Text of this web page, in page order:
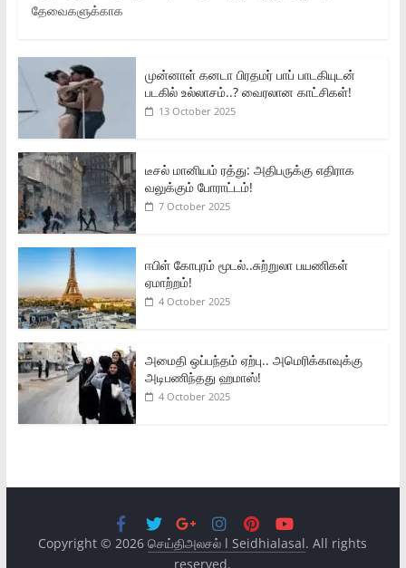
தேவைகளுக்காக
முன்னாள் கனடா பிரதமர் பாப் பாடகியுடன்
படகில் உல்லாசம்..? வைரலான காட்சிகள்!
13 October 2025
டீசல் மானியம் ரத்து: அதிபருக்கு எதிராக
வலுக்கும் போராட்டம்!
7 October 2025
ஈபிள் கோபுரம் மூடல்..சுற்றுலா பயணிகள்
ஏமாற்றம்!
4 October 2025
அமைதி ஒப்பந்தம் ஏற்பு.. அமெரிக்காவுக்கு
அடிபணிந்தது ஹமாஸ்!
4 October 2025
Copyright © 2026செய்திஅலசல் l Seidhialasal. All rights
reserved.